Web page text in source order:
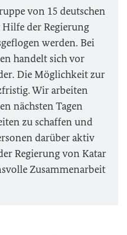
von 15 deutschen
der Regierung
werden. Bei
handelt sich vor
Die Möglichkeit zur
Wir arbeiten
nächsten Tagen
zu schaffen und
darüber aktiv
Regierung von Katar
Zusammenarbeit